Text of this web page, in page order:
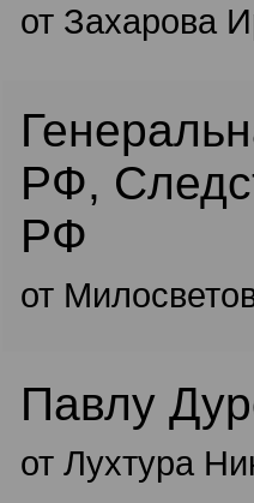
от Захарова
РФ,
РФ
от
Павлу
от Лухтура